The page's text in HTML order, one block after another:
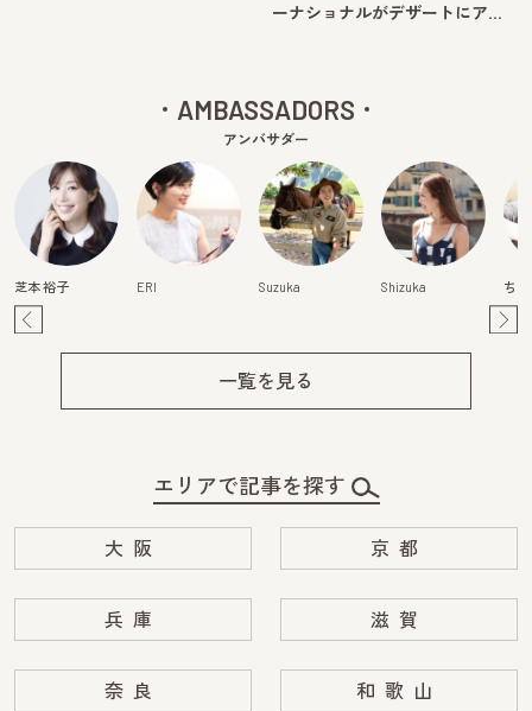
ーナショナルがデザートにア…
AMBASSADORS
アンバサダー
芝本 裕子 ERI Suzuka Shizuka ち
一覧を見る
エリアで記事を探す
大阪 京都
兵庫 滋賀
奈良 和歌山